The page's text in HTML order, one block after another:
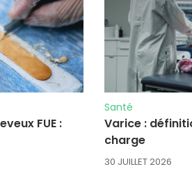
FUE :
Santé
Varice :
charge
30 JUILLET 2026